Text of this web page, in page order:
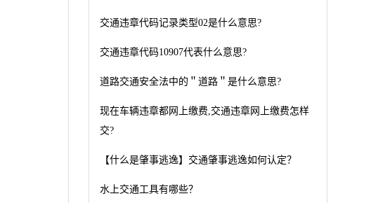
交通违章代码记录类型02是什么意思?
交通违章代码10907代表什么意思?
道路交通安全法中的＂道路＂是什么意思?
现在车辆违章都网上缴费,交通违章网上缴费怎样
交?
【什么是肇事逃逸】交通肇事逃逸如何认定？
水上交通工具有哪些？